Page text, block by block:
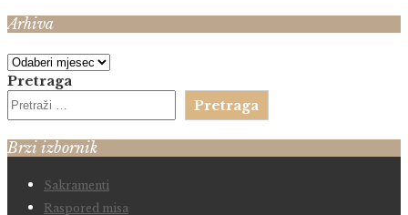
Arhiva
Arhiva
Pretraga
Pretraga
Brzi izbornik
Sakramenti
Raspored misa